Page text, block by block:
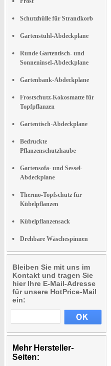
Schutzhülle für Strandkorb
Gartenstuhl-Abdeckplane
Runde Gartentisch- und
Sonneninsel-Abdeckplane
Gartenbank-Abdeckplane
Frostschutz-Kokosmatte für
Topfpflanzen
Gartentisch-Abdeckplane
Bedruckte
Pflanzenschutzhaube
Gartensofa- und Sessel-
Abdeckplane
Thermo-Topfschutz für
Kübelpflanzen
Kübelpflanzensack
Drehbare Wäschespinnen
Bleiben Sie mit uns im
Kontakt und tragen Sie
hier Ihre E-Mail-Adresse
für unsere HotPrice-Mail
ein:
Mehr Hersteller-
Seiten: